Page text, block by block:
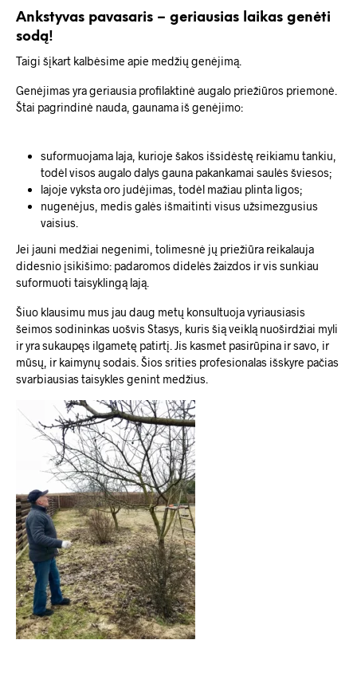
Ankstyvas pavasaris – geriausias laikas genėti
sodą!
Taigi šįkart kalbėsime apie medžių genėjimą.
Genėjimas yra geriausia profilaktinė augalo priežiūros priemonė.
Štai pagrindinė nauda, gaunama iš genėjimo:
suformuojama laja, kurioje šakos išsidėstę reikiamu tankiu,
todėl visos augalo dalys gauna pakankamai saulės šviesos;
lajoje vyksta oro judėjimas, todėl mažiau plinta ligos;
nugenėjus, medis galės išmaitinti visus užsimezgusius
vaisius.
Jei jauni medžiai negenimi, tolimesnė jų priežiūra reikalauja
didesnio įsikišimo: padaromos didelės žaizdos ir vis sunkiau
suformuoti taisyklingą lają.
Šiuo klausimu mus jau daug metų konsultuoja vyriausiasis
šeimos sodininkas uošvis Stasys, kuris šią veiklą nuoširdžiai myli
ir yra sukaupęs ilgametę patirtį. Jis kasmet pasirūpina ir savo, ir
mūsų, ir kaimynų sodais. Šios srities profesionalas išskyre pačias
svarbiausias taisykles genint medžius.